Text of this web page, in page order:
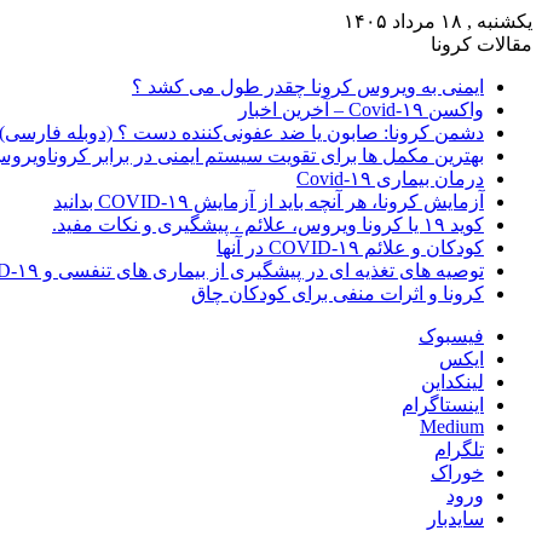
یکشنبه , ۱۸ مرداد ۱۴۰۵
مقالات کرونا
ایمنی به ویروس کرونا چقدر طول می کشد ؟
واکسن Covid-۱۹ – آخرین اخبار
دشمن کرونا: صابون یا ضد عفونی‌کننده دست ؟ (دوبله فارسی)
بهترین مکمل ها برای تقویت سیستم ایمنی در برابر
درمان بیماری Covid-۱۹
آزمایش کرونا، هر آنچه باید از آزمایش COVID-۱۹ بدانید
کوید ۱۹ یا کرونا ویروس، علائم ، پیشگیری و نکات مفید.
کودکان و علائم COVID-۱۹ در آنها
توصیه های تغذیه ای در پیشگیری از بیماری های تنفسی و COVID-۱۹
کرونا و اثرات منفی برای کودکان چاق
فیسبوک
ایکس
لینکداین
اینستاگرام
Medium
تلگرام
خوراک
ورود
سایدبار